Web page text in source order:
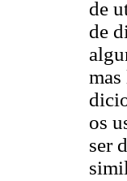
de
de
os
ser